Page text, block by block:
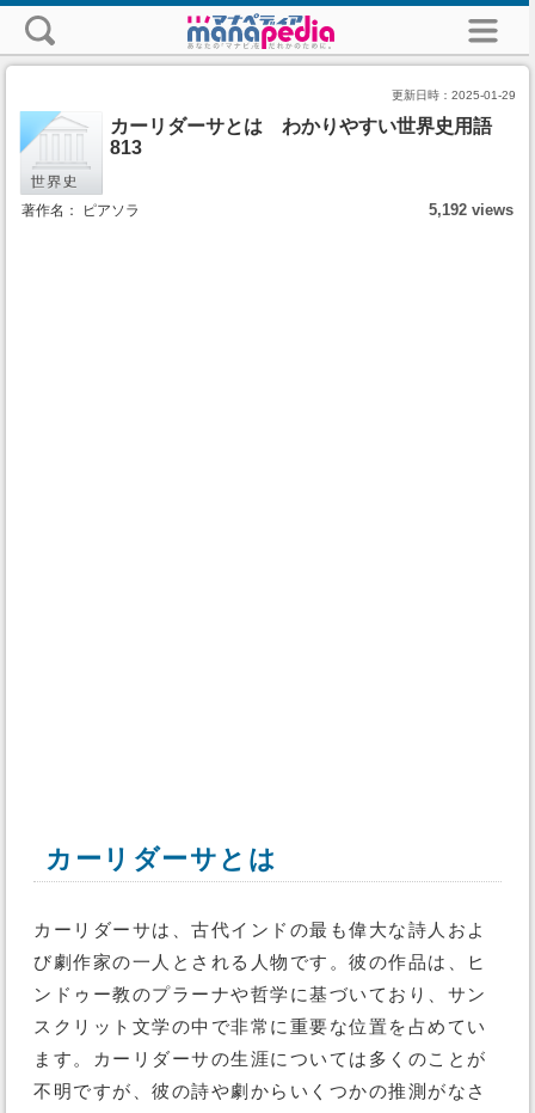
更新日時： 2025-01-29
カーリダーサとは わかりやすい世界史用語
813
著作名： ピアソラ 5,192 views
カーリダーサとは
カーリダーサは、古代インドの最も偉大な詩人およ
び劇作家の一人とされる人物です。彼の作品は、ヒ
ンドゥー教のプラーナや哲学に基づいており、サン
スクリット文学の中で非常に重要な位置を占めてい
ます。カーリダーサの生涯については多くのことが
不明ですが、彼の詩や劇からいくつかの推測がなさ